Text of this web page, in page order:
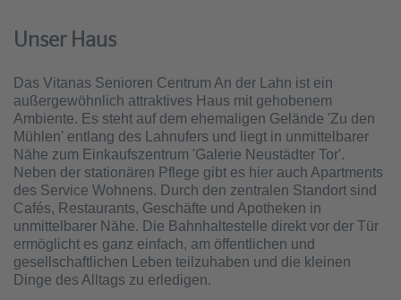
Unser Haus
Das Vitanas Senioren Centrum An der Lahn ist ein
außergewöhnlich attraktives Haus mit gehobenem
Ambiente. Es steht auf dem ehemaligen Gelände 'Zu den
Mühlen' entlang des Lahnufers und liegt in unmittelbarer
Nähe zum Einkaufszentrum 'Galerie Neustädter Tor'.
Neben der stationären Pflege gibt es hier auch Apartments
des Service Wohnens. Durch den zentralen Standort sind
Cafés, Restaurants, Geschäfte und Apotheken in
unmittelbarer Nähe. Die Bahnhaltestelle direkt vor der Tür
ermöglicht es ganz einfach, am öffentlichen und
gesellschaftlichen Leben teilzuhaben und die kleinen
Dinge des Alltags zu erledigen.